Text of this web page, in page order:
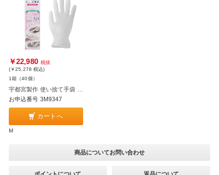
￥22,980 税抜
(￥25,278 税込)
1箱（40個）
お申込番号 3M9347
カートへ
M
商品についてお問い合わせ